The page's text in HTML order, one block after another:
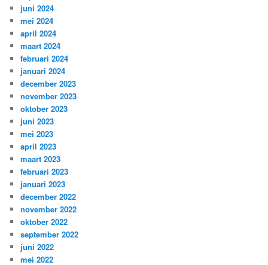
juni 2024
mei 2024
april 2024
maart 2024
februari 2024
januari 2024
december 2023
november 2023
oktober 2023
juni 2023
mei 2023
april 2023
maart 2023
februari 2023
januari 2023
december 2022
november 2022
oktober 2022
september 2022
juni 2022
mei 2022